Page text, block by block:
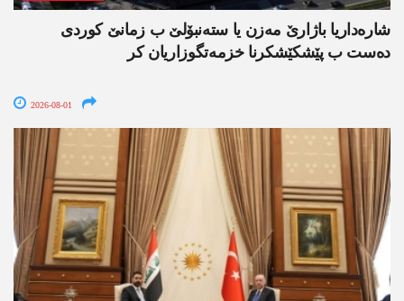
شارەداریا باژارێ مەزن یا ستەنبۆلێ ب زمانێ کوردی
دەست ب پێشکێشکرنا خزمەتگوزاریان کر
2026-08-01